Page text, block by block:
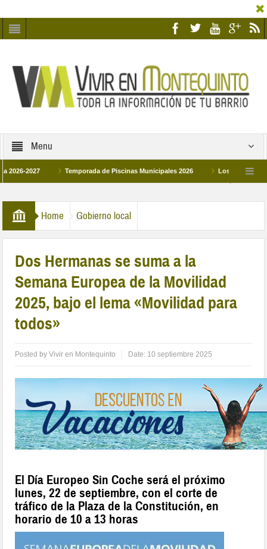
Menu
Temporada de Piscinas Municipales 2026 Los Campus de
Home Gobierno local
Dos Hermanas se suma a la
Semana Europea de la Movilidad
2025, bajo el lema «Movilidad para
todos»
Posted byVivir en Montequinto Date: 10 septiembre 2025
El Día Europeo Sin Coche será el próximo
lunes, 22 de septiembre, con el corte de
tráfico de la Plaza de la Constitución, en
horario de 10 a 13 horas